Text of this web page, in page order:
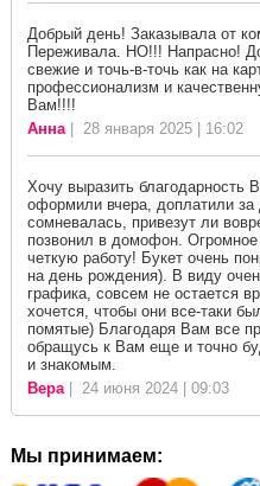
Добрый день! Заказывала от
Переживала. НО!!! Напрасно!
свежие и точь-в-точь как на
профессионализм и
Вам!!!!
Анна| 28 января 2025 | 16:02
Хочу выразить благодарность
оформили вчера, доплатили за
сомневалась, привезут ли
позвонил в домофон.
четкую работу! Букет очень
на день рождения). В виду
графика, совсем не остается
хочется, чтобы они все-таки
помятые) Благодаря Вам все
обращусь к Вам еще и точно
и знакомым.
Вера| 24 июня 2024 | 09:03
Мы принимаем: